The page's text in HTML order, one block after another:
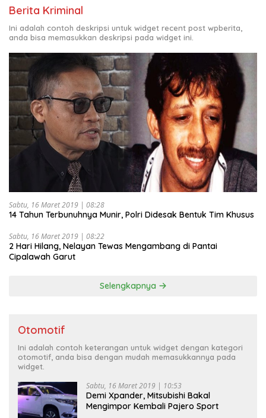
Berita Kriminal
Ini adalah contoh deskripsi untuk widget recent post wpberita,
anda bisa memasukkan deskripsi pada widget ini.
Sabtu, 16 Maret 2019 | 08:28
14 Tahun Terbunuhnya Munir, Polri Didesak Bentuk Tim Khusus
Sabtu, 16 Maret 2019 | 08:22
2 Hari Hilang, Nelayan Tewas Mengambang di Pantai
Cipalawah Garut
Selengkapnya
Otomotif
Ini adalah contoh keterangan untuk widget dengan kategori
otomotif, anda bisa dengan mudah memasukkannya pada
widget.
Sabtu, 16 Maret 2019 | 10:53
Demi Xpander, Mitsubishi Bakal
Mengimpor Kembali Pajero Sport